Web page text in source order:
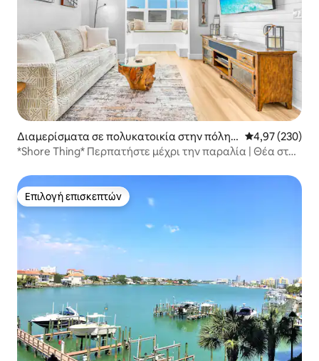
Διαμερίσματα σε πολυκατοικία στην πόλη T
reasure Island
Μέση
4,97 (230)
*Shore Thing* Περπατήστε μέχρι την παραλία | Θέα στη
Επιλογή επισκεπτών
Επιλογή επισκεπτών